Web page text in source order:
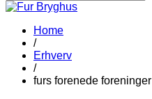
Home
/
Erhverv
/
furs forenede foreninger